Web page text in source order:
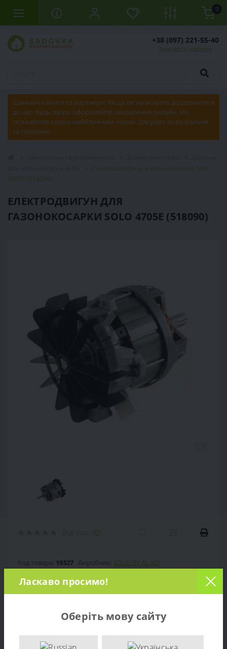
0
+38 (097) 221-55-40
Замовити дзвінок
Шановні клієнти та партнери! Якщо ви не можете додзвонитися
до нас, будь ласка, оформляйте замовлення онлайн, ми
зв'яжемося з вами найближчим часом. Дякуємо за розуміння
та терпіння!
Електродвигун для газонокосарки Solo
4705E (518090)
ЕЛЕКТРОДВИГУН ДЛЯ
ГАЗОНОКОСАРКИ SOLO 4705E (518090)
(0)
Код товара: 19327 Виробник: SOLO BY AL-KO
Кількість:
Ласкаво просимо!
Оберіть мову сайту